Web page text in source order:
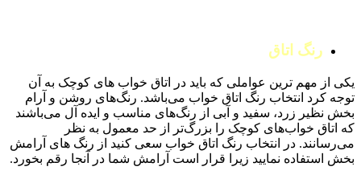
رنگ اتاق
یکی از مهم ترین عواملی که باید در اتاق خواب های کوچک به آن
توجه کرد انتخاب رنگ اتاق خواب می‌باشد. رنگ‌های روشن و آرام
بخش نظیر زرد، سفید و آبی از رنگ‌های مناسب و ایده آل می‌باشند
که اتاق خواب‌های کوچک را بزرگ‌تر از حد معمول به نظر
می‌رسانند. در انتخاب رنگ اتاق خواب سعی کنید از رنگ های آرامش
بخش استفاده نمایید زیرا قرار است آرامش شما در آنجا رقم بخورد.